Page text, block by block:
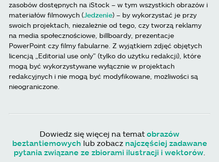
zasobów dostępnych na iStock – w tym wszystkich obrazów i
materiałów filmowych (Jedzenie) – by wykorzystać je przy
swoich projektach, niezależnie od tego, czy tworzą reklamy
na media społecznościowe, billboardy, prezentacje
PowerPoint czy filmy fabularne. Z wyjątkiem zdjęć objętych
licencją „Editorial use only” (tylko do użytku redakcji), które
mogą być wykorzystywane wyłącznie w projektach
redakcyjnych i nie mogą być modyfikowane, możliwości są
nieograniczone.
Dowiedz się więcej na temat obrazów
beztantiemowych lub zobacz najczęściej zadawane
pytania związane ze zbiorami ilustracji i wektorów